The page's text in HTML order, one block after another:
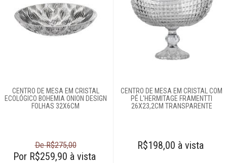
CENTRO DE MESA EM CRISTAL
ECOLÓGICO BOHEMIA ONION DESIGN
FOLHAS 32X6CM
De R$275,00
Por R$259,90 à vista
CENTRO DE MESA EM CRISTAL COM
PÉ L'HERMITAGE FRAMENTTI
26X23,2CM TRANSPARENTE
R$198,00 à vista